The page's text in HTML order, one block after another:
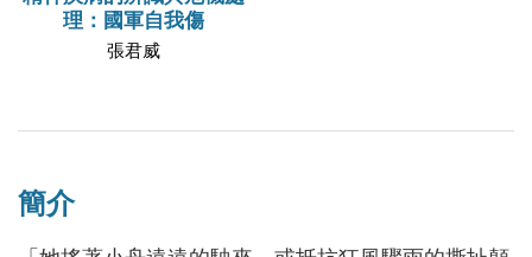
理：國軍自我傷
張君威
簡介